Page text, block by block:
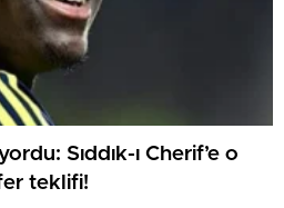
Sıddık-ı Cherif’e o
teklifi!